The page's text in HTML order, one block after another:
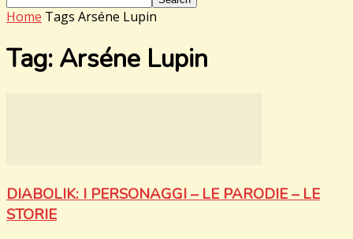
Home Tags Arséne Lupin
Tag: Arséne Lupin
DIABOLIK: I PERSONAGGI – LE PARODIE – LE
STORIE